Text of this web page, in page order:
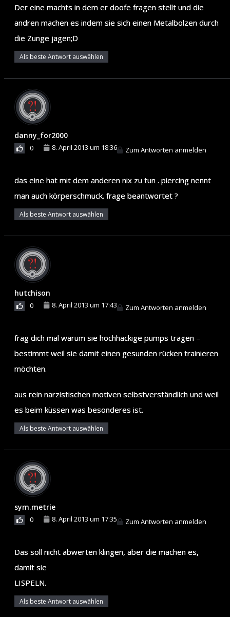
Der eine machts in dem er doofe fragen stellt und die
andren machen es indem sie sich einen Metalbolzen durch
die Zunge jagen;D
Als beste Antwort auswählen
danny_for2000
0 8. April 2013 um 18:36 Zum Antworten anmelden
das eine hat mit dem anderen nix zu tun . piercing nennt
man auch körperschmuck. frage beantwortet ?
Als beste Antwort auswählen
hutchison
0 8. April 2013 um 17:43 Zum Antworten anmelden
frag dich mal warum sie hochhackige pumps tragen –
bestimmt weil sie damit einen gesunden rücken trainieren
möchten.
aus rein narzistischen motiven selbstverständlich und weil
es beim küssen was besonderes ist.
Als beste Antwort auswählen
sym.metrie
0 8. April 2013 um 17:35 Zum Antworten anmelden
Das soll nicht abwerten klingen, aber die machen es,
damit sie
LISPELN.
Als beste Antwort auswählen